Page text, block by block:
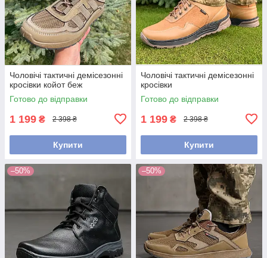
Чоловічі тактичні демісезонні
кросівки койот беж
Готово до відправки
1 199 ₴ 2 398 ₴
Купити
Чоловічі тактичні демісезонні
кросівки
Готово до відправки
1 199 ₴ 2 398 ₴
Купити
–50% –50%